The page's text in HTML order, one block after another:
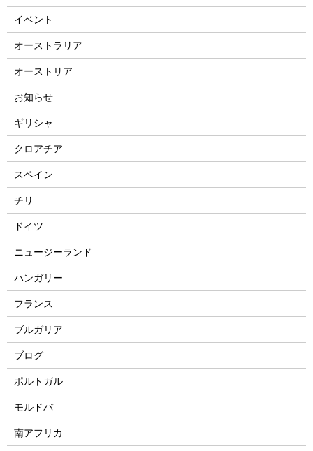
イベント
オーストラリア
オーストリア
お知らせ
ギリシャ
クロアチア
スペイン
チリ
ドイツ
ニュージーランド
ハンガリー
フランス
ブルガリア
ブログ
ポルトガル
モルドバ
南アフリカ